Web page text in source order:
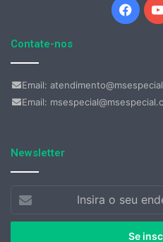
Contate-nos
Email:
Email:
Newsletter
seu